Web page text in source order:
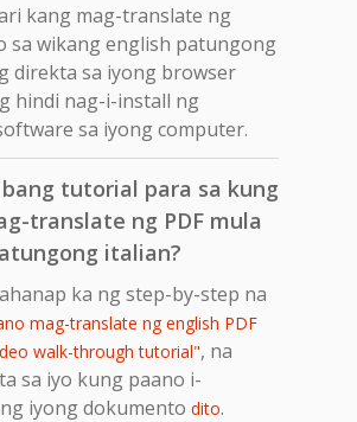
kang mag-translate ng
sa wikang english patungong
direkta sa iyong browser
hindi nag-i-install ng
sa iyong computer.
tutorial para sa kung
translate ng PDF mula
italian?
ka ng step-by-step na
mag-translate ng english PDF
walk-through tutorial", na
sa iyo kung paano i-
iyong dokumento dito.